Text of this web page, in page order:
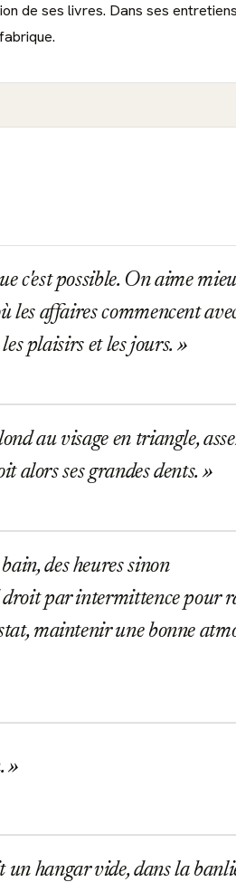
de ses livres. Dans ses
c'est possible. On aime
les affaires commencent
plaisirs et les jours.
au visage en triangle,
alors ses grandes dents.
des heures sinon
par intermittence pour
maintenir une bonne
hangar vide, dans la